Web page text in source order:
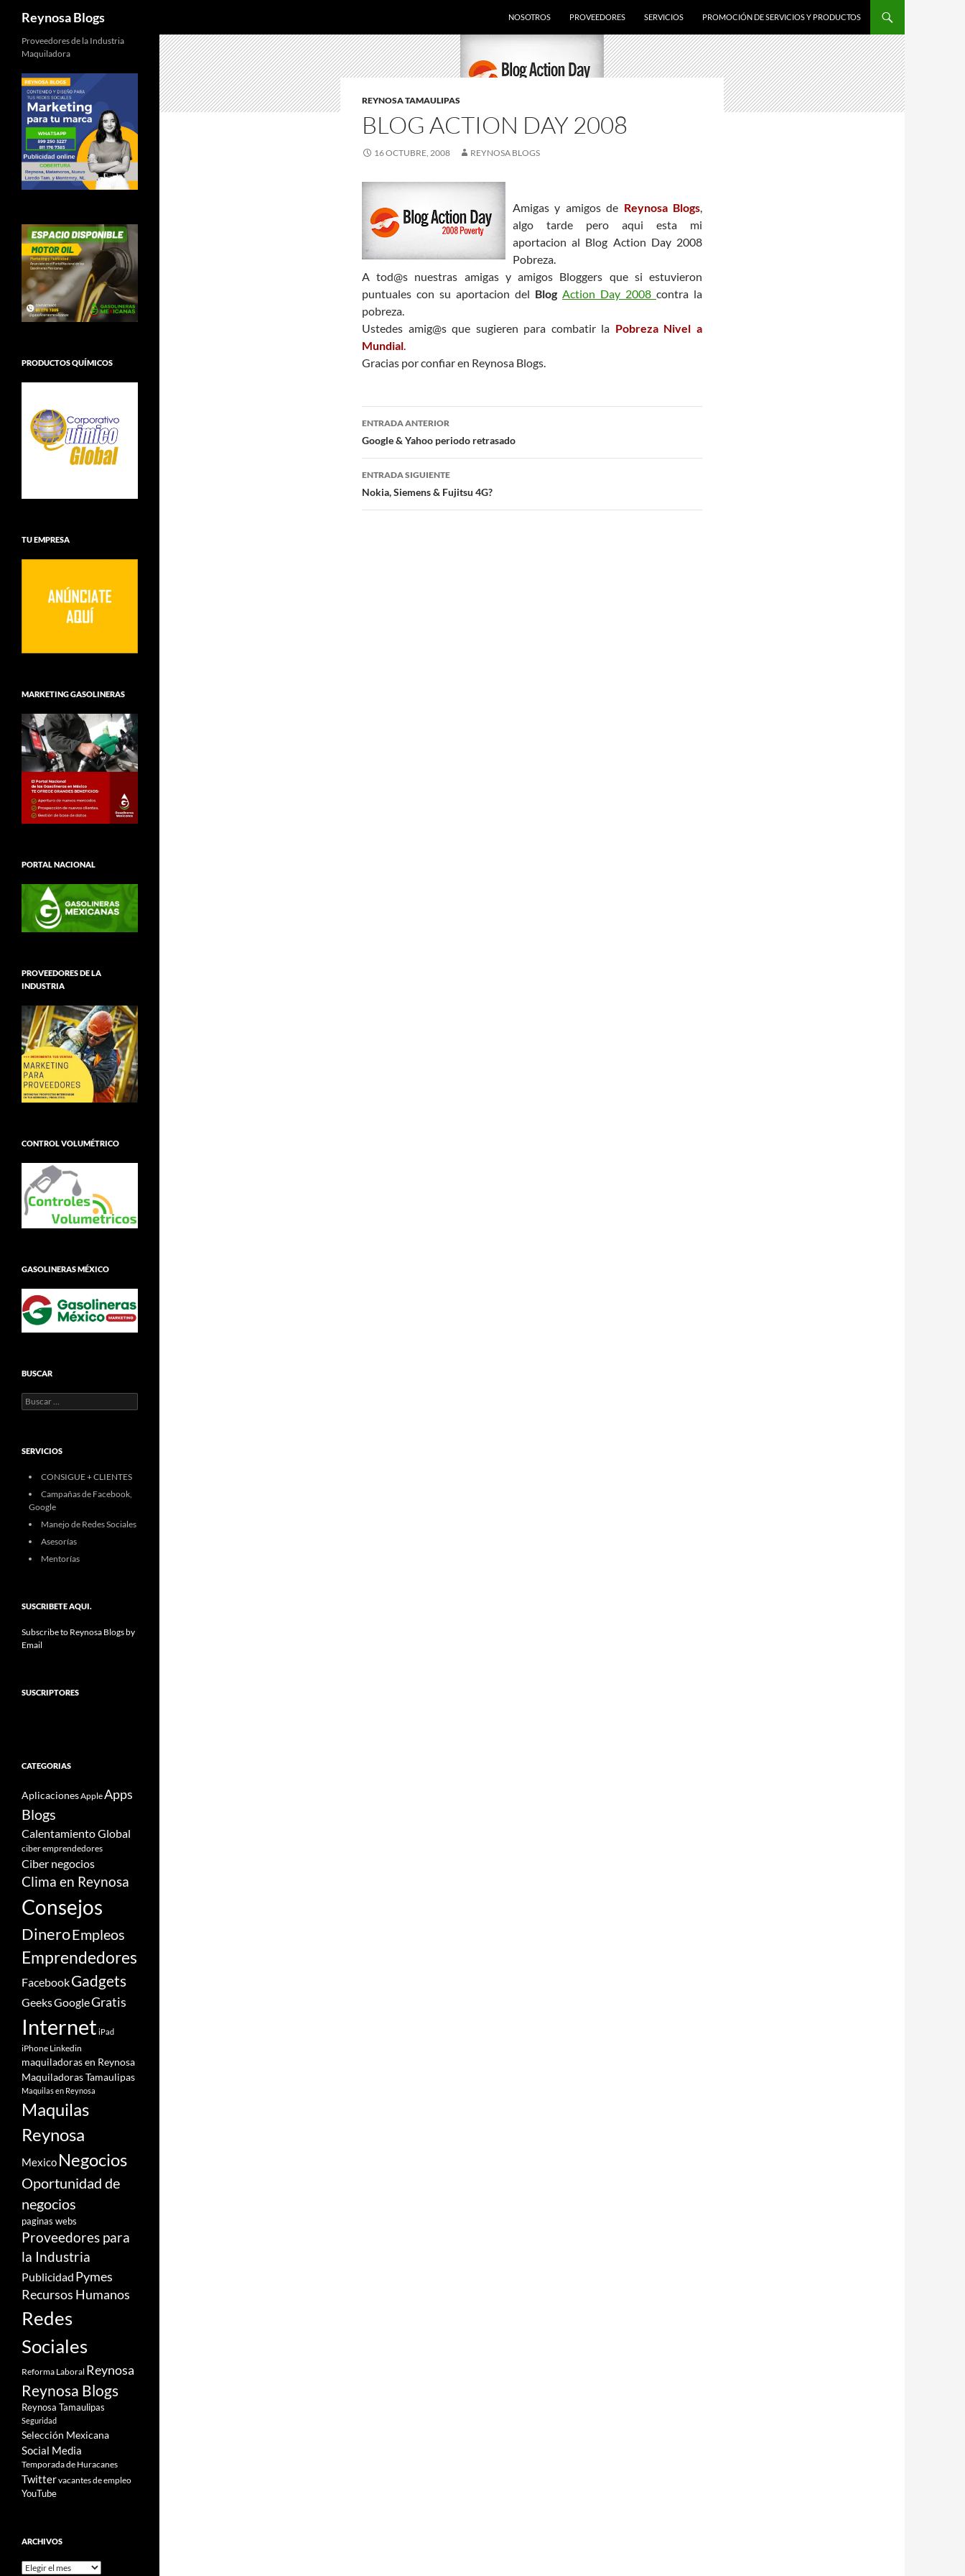
Reynosa Blogs
NOSOTROS
PROVEEDORES SERVICIOS PROMOCIÓN DE SERVICIOS Y PRODUCTOS
REYNOSA TAMAULIPAS
BLOG ACTION DAY 2008
16 OCTUBRE, 2008 REYNOSA BLOGS
Amigas y amigos de Reynosa Blogs,
algo tarde pero aqui esta mi
aportacion al Blog Action Day 2008
Pobreza.
A tod@s nuestras amigas y amigos Bloggers que si estuvieron
puntuales con su aportacion del Blog Action Day 2008 contra la
pobreza.
Ustedes amig@s que sugieren para combatir la Pobreza Nivel a
Mundial.
Gracias por confiar en Reynosa Blogs.
Navegación
de
entradas
ENTRADA ANTERIOR
Google & Yahoo periodo retrasado
ENTRADA SIGUIENTE
Nokia, Siemens & Fujitsu 4G?
Proveedores de la Industria
Maquiladora
PRODUCTOS QUÍMICOS
TU EMPRESA
MARKETING GASOLINERAS
PORTAL NACIONAL
PROVEEDORES DE LA
INDUSTRIA
CONTROL VOLUMÉTRICO
GASOLINERAS MÉXICO
BUSCAR
Buscar:
SERVICIOS
CONSIGUE + CLIENTES
Campañas de Facebook,
Google
Manejo de Redes Sociales
Asesorías
Mentorías
SUSCRIBETE AQUI.
Subscribe to Reynosa Blogs by
Email
SUSCRIPTORES
CATEGORIAS
Aplicaciones AppleApps
Blogs
Calentamiento Global
ciber emprendedores
Ciber negocios
Clima en Reynosa
Consejos
DineroEmpleos
Emprendedores
FacebookGadgets
GeeksGoogleGratis
Internet iPad
iPhone Linkedin
maquiladoras en Reynosa
Maquiladoras Tamaulipas
Maquilas en Reynosa
Maquilas
Reynosa
Mexico Negocios
Oportunidad de
negocios
paginas webs
Proveedores para
la Industria
Publicidad Pymes
Recursos Humanos
Redes
Sociales
Reforma Laboral Reynosa
Reynosa Blogs
Reynosa Tamaulipas
Seguridad
Selección Mexicana
Social Media
Temporada de Huracanes
Twittervacantes de empleo
YouTube
ARCHIVOS
Archivos